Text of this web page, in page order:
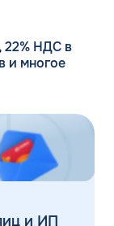
22% НДС в
и многое
и ИП